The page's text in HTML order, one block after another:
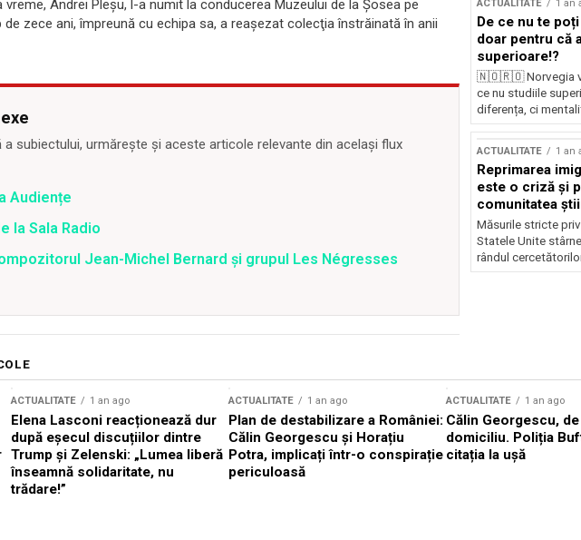
Andrei Pleşu, l-a numit la conducerea Muzeului de la Şosea pe
zece ani, împreună cu echipa sa, a reaşezat colecţia înstrăinată în anii
subiectului, urmărește și aceste articole relevante din același flux
Audiențe
la Sala Radio
Jean-Michel Bernard și grupul Les Négresses
ACTUALITATE 1 an
De ce nu te
doar pentru că
superioare!?
🇳🇴🇷🇴 Norvegia
ce nu studiile
diferența, ci
ACTUALITATE 1 an
Reprimarea
este o criză și
comunitatea
Măsurile stricte
Statele Unite
rândul
ACTUALITATE 1 an ago
Elena Lasconi reacționează dur
după eșecul discuțiilor dintre
Trump și Zelenski: „Lumea liberă
înseamnă solidaritate, nu
trădare!”
ACTUALITATE 1 an ago
Plan de destabilizare a României:
Călin Georgescu și Horațiu
Potra, implicați într-o conspirație
periculoasă
ACTUALITATE 1 an ago
Călin Georgescu,
domiciliu. Poliția
citația la ușă